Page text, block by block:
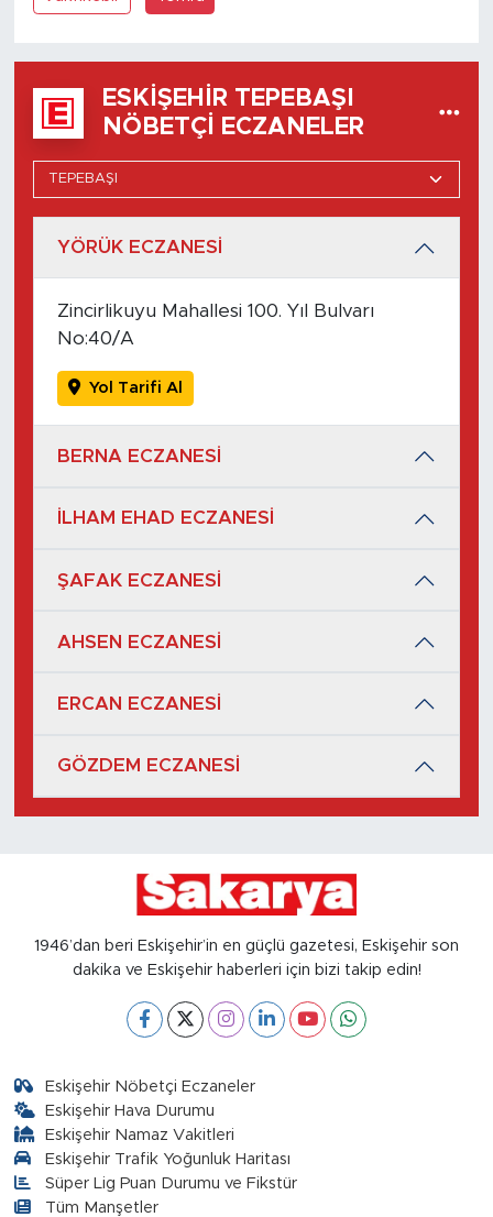
ESKIŞEHIR TEPEBAŞI
NÖBETÇI ECZANELER
YÖRÜK ECZANESİ
Zincirlikuyu Mahallesi 100. Yıl Bulvarı
No:40/A
Yol Tarifi Al
BERNA ECZANESİ
İLHAM EHAD ECZANESİ
ŞAFAK ECZANESİ
AHSEN ECZANESİ
ERCAN ECZANESİ
GÖZDEM ECZANESİ
1946’dan beri Eskişehir’in en güçlü gazetesi, Eskişehir son
dakika ve Eskişehir haberleri için bizi takip edin!
Eskişehir Nöbetçi Eczaneler
Eskişehir Hava Durumu
Eskişehir Namaz Vakitleri
Eskişehir Trafik Yoğunluk Haritası
Süper Lig Puan Durumu ve Fikstür
Tüm Manşetler